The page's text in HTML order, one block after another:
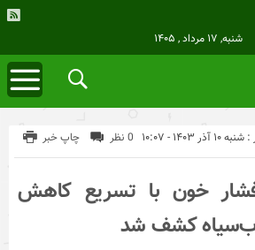
شنبه, ۱۷ مرداد , ۱۴۰۵
۱۴۰۳ - ۱۰:۰۷ چاپ خبر 0 نظر
فشار خون با تسریع کاهش
آب‌سیاه کشف شد